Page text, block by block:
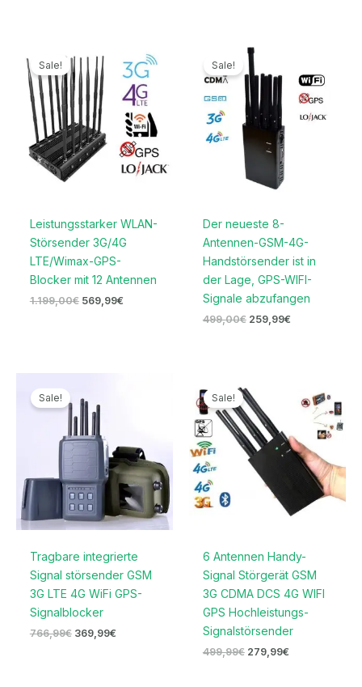
Sale!
Leistungsstarker WLAN-
Störsender 3G/4G
LTE/Wimax-GPS-
Blocker mit 12 Antennen
1.199,00€
Preis
war:
1.199,00€
569,99€
Preis
ist:
569,99€.
Sale!
Der neueste 8-
Antennen-GSM-4G-
Handstörsender ist in
der Lage, GPS-WIFI-
Signale abzufangen
499,00€
Ursprünglicher
Preis
war:
499,00€
259,99€
259,99€.
Sale!
Tragbare integrierte
Signal störsender GSM
3G LTE 4G WiFi GPS-
Signalblocker
766,99€
war:
766,99€
369,99€
Sale!
6 Antennen Handy-
Signal Störgerät GSM
3G CDMA DCS 4G WIFI
GPS Hochleistungs-
Signalstörsender
499,99€
Preis
war:
499,99€
279,99€
ist:
279,99€.